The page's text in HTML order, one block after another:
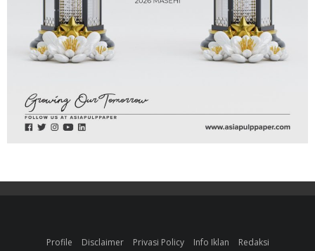
Profile Disclaimer Privasi Policy Info Iklan Redaksi